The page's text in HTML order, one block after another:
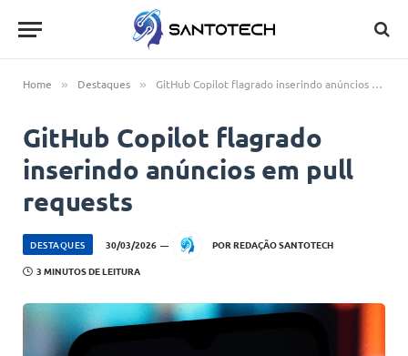
Home » Destaques » GitHub Copilot flagrado inserindo anúncios em pull requests
GitHub Copilot flagrado
inserindo anúncios em pull
requests
DESTAQUES 30/03/2026 POR REDAÇÃO SANTOTECH
3 MINUTOS DE LEITURA